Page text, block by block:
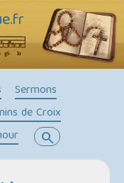
Sermons
de Croix
search